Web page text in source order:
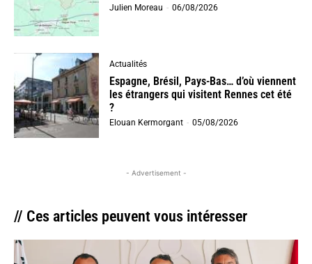
Julien Moreau - 06/08/2026
Actualités
Espagne, Brésil, Pays-Bas… d’où viennent
les étrangers qui visitent Rennes cet été
?
Elouan Kermorgant - 05/08/2026
- Advertisement -
// Ces articles peuvent vous intéresser